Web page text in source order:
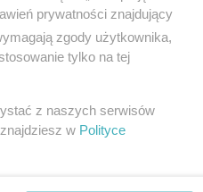
stopnia
prywatności znajdujący
zgody użytkownika,
tylko na tej
z naszych serwisów
w Polityce